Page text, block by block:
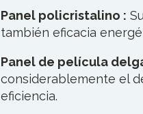
Panel policristalino :
también eficacia
Panel de película
considerablemente el
eficiencia.